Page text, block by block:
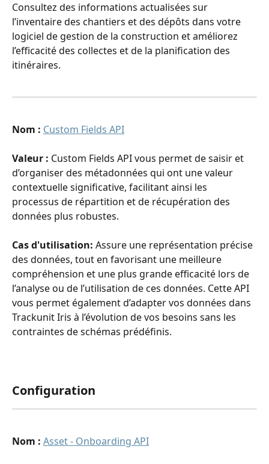
Consultez des informations actualisées sur
l’inventaire des chantiers et des dépôts dans votre
logiciel de gestion de la construction et améliorez
l’efficacité des collectes et de la planification des
itinéraires.
Nom : Custom Fields API
Valeur : Custom Fields API vous permet de saisir et
d’organiser des métadonnées qui ont une valeur
contextuelle significative, facilitant ainsi les
processus de répartition et de récupération des
données plus robustes.
Cas d'utilisation: Assure une représentation précise
des données, tout en favorisant une meilleure
compréhension et une plus grande efficacité lors de
l’analyse ou de l’utilisation de ces données. Cette API
vous permet également d’adapter vos données dans
Trackunit Iris à l’évolution de vos besoins sans les
contraintes de schémas prédéfinis.
Configuration
Nom : Asset - Onboarding API